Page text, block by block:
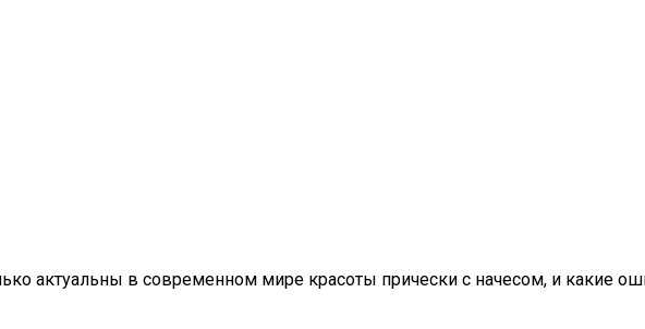
актуальны в современном мире красоты прически с начесом, и